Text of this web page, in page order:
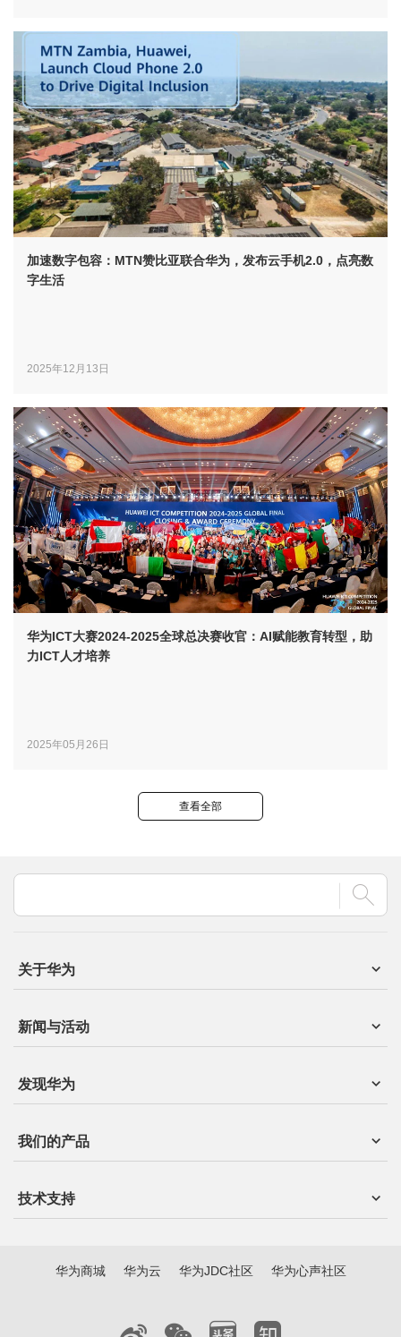
加速数字包容：MTN赞比亚联合华为，发布云手机2.0，点亮数
字生活
2025年12月13日
华为ICT大赛2024-2025全球总决赛收官：AI赋能教育转型，助
力ICT人才培养
2025年05月26日
查看全部
关于华为
新闻与活动
发现华为
我们的产品
技术支持
华为商城 华为云 华为JDC社区 华为心声社区